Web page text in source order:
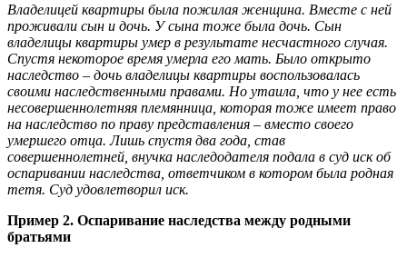
Владелицей квартиры была пожилая женщина. Вместе с ней
проживали сын и дочь. У сына тоже была дочь. Сын
владелицы квартиры умер в результате несчастного случая.
Спустя некоторое время умерла его мать. Было открыто
наследство – дочь владелицы квартиры воспользовалась
своими наследственными правами. Но утаила, что у нее есть
несовершеннолетняя племянница, которая тоже имеет право
на наследство по праву представления – вместо своего
умершего отца. Лишь спустя два года, став
совершеннолетней, внучка наследодателя подала в суд иск об
оспаривании наследства, ответчиком в котором была родная
тетя. Суд удовлетворил иск.
Пример 2. Оспаривание наследства между родными
братьями